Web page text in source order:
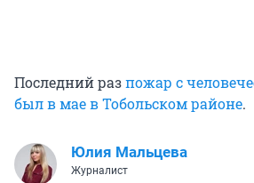
Последний разпожар с
был в мае в Тобольском районе.
Юлия Мальцева
Журналист